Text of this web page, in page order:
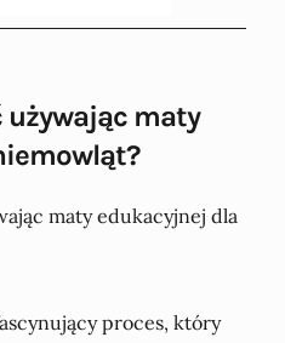
używając maty
proces, który